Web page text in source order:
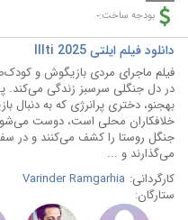
بودجه ساخت:-
دانلود فیلم ایلتی Illti 2025
فیلم ماجرای مردی بازیگوش و
در دل جنگلی سرسبز زندگی می‌کند.
بهجنو، دختری پرانرژی که به
خلافکاران محلی است، دوست
جنگل روستا را کشف می‌کنند و در
می‌گذارند و ...
کارگردانی: Varinder Ramgarhia
ستارگان: